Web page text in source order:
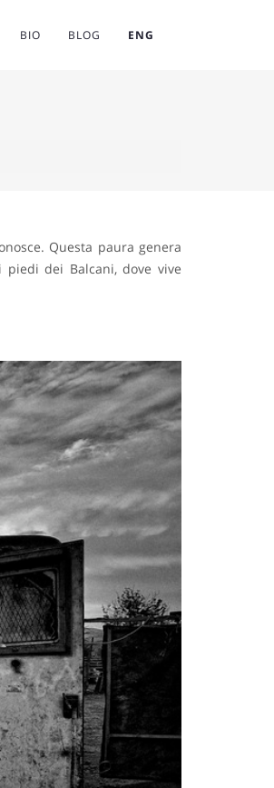
BIO BLOG ENG
Questa paura genera
dei Balcani, dove vive